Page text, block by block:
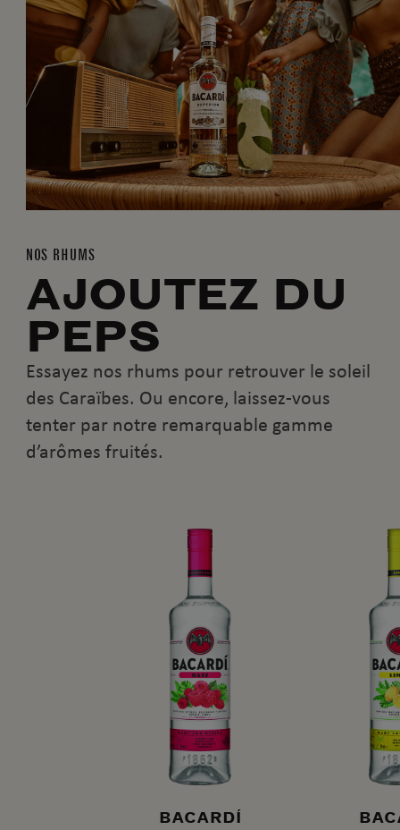
NOS RHUMS
AJOUTEZ DU
PEPS
Essayez nos rhums pour retrouver le soleil
des Caraïbes. Ou encore, laissez-vous
tenter par notre remarquable gamme
d’arômes fruités.
BACARDÍ